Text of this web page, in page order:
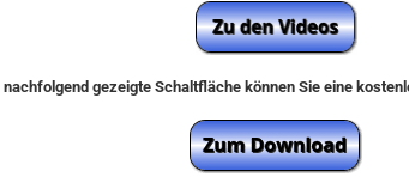
gezeigte Schaltfläche können Sie eine